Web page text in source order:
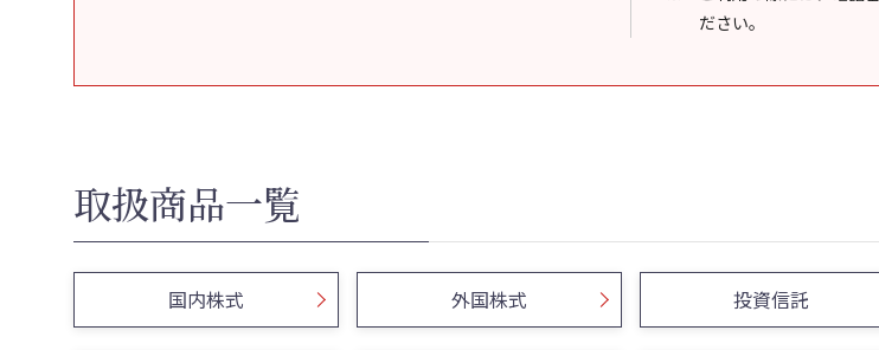
ださい。
取扱商品一覧
国内株式 外国株式 投資信託